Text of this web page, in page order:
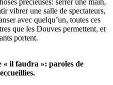
précieuses: serrer une main,
vibrer une salle de spectateurs,
avec quelqu’un, toutes ces
que les Douves permettent, et
portent.
il faudra »: paroles de